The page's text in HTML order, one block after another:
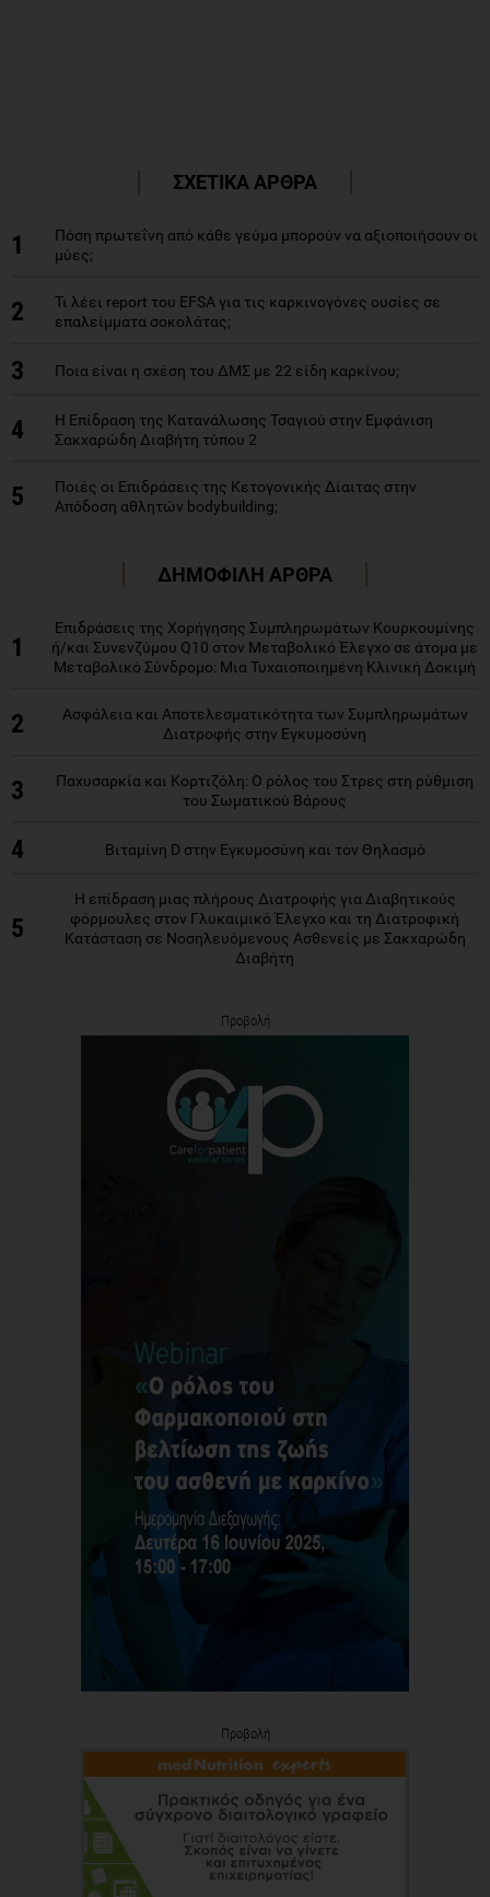
ΣΧΕΤΙΚΑ ΑΡΘΡΑ
1
Πόση πρωτεΐνη από κάθε γεύμα μπορούν να αξιοποιήσουν οι
μύες;
2
Τι λέει report του EFSA για τις καρκινογόνες ουσίες σε
επαλείμματα σοκολάτας;
3 Ποια είναι η σχέση του ΔΜΣ με 22 είδη καρκίνου;
4
Η Επίδραση της Κατανάλωσης Τσαγιού στην Εμφάνιση
Σακχαρώδη Διαβήτη τύπου 2
5
Ποιές οι Επιδράσεις της Κετογονικής Δίαιτας στην
Απόδοση αθλητών bodybuilding;
ΔΗΜΟΦΙΛΗ ΑΡΘΡΑ
1
Επιδράσεις της Χορήγησης Συμπληρωμάτων Κουρκουμίνης
ή/και Συνενζύμου Q10 στον Μεταβολικό Έλεγχο σε άτομα με
Μεταβολικό Σύνδρομο: Μια Τυχαιοποιημένη Κλινική Δοκιμή
2
Ασφάλεια και Αποτελεσματικότητα των Συμπληρωμάτων
Διατροφής στην Εγκυμοσύνη
3
Παχυσαρκία και Κορτιζόλη: Ο ρόλος του Στρες στη ρύθμιση
του Σωματικού Βάρους
4 Βιταμίνη D στην Εγκυμοσύνη και τον Θηλασμό
5
Η επίδραση μιας πλήρους Διατροφής για Διαβητικούς
φόρμουλες στον Γλυκαιμικό Έλεγχο και τη Διατροφική
Κατάσταση σε Νοσηλευόμενους Ασθενείς με Σακχαρώδη
Διαβήτη
Προβολή
Προβολή